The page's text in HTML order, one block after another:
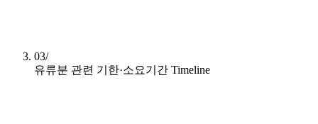
03/
유류분 관련 기한·소요기간 Timeline